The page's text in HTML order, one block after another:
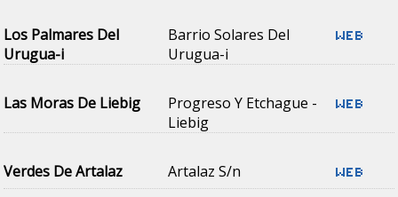
Los Palmares Del
Urugua-i
Barrio Solares Del
Urugua-i
Las Moras De Liebig
Progreso Y Etchague -
Liebig
Verdes De Artalaz Artalaz S/n